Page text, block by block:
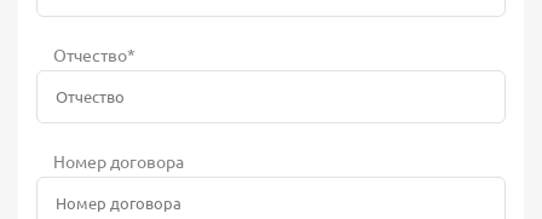
Отчество*
Номер договора